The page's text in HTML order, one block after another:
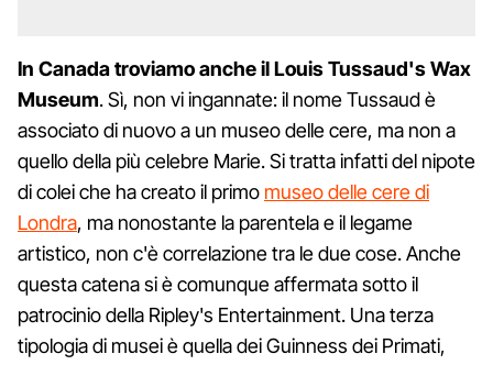
In Canada troviamo anche il Louis Tussaud's Wax
Museum. Sì, non vi ingannate: il nome Tussaud è
associato di nuovo a un museo delle cere, ma non a
quello della più celebre Marie. Si tratta infatti del nipote
di colei che ha creato il primo museo delle cere di
Londra, ma nonostante la parentela e il legame
artistico, non c'è correlazione tra le due cose. Anche
questa catena si è comunque affermata sotto il
patrocinio della Ripley's Entertainment. Una terza
tipologia di musei è quella dei Guinness dei Primati,